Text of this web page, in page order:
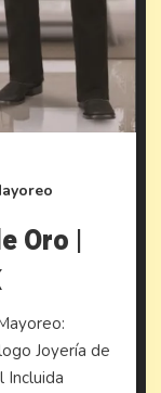
Oro |
Joyería de
Incluida